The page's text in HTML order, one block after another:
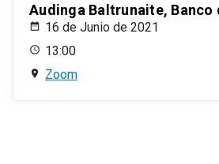
Audinga Baltrunaite, Banco
16 de Junio de 2021
13:00
Zoom